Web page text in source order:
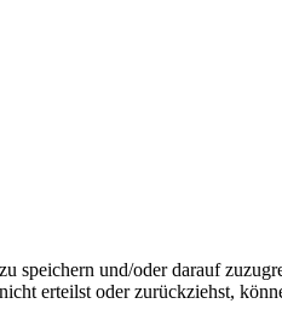
und/oder darauf
erteilst oder zurückziehst,